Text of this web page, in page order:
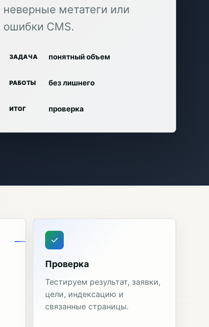
неверные метатеги или
ошибки CMS.
ЗАДАЧА понятный объем
РАБОТЫ без лишнего
ИТОГ проверка
Проверка
Тестируем результат, заявки,
цели, индексацию и
связанные страницы.